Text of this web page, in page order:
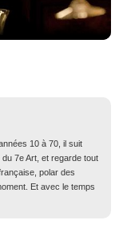
10 à 70, il suit
du 7e Art, et regarde tout
polar des
Et avec le temps